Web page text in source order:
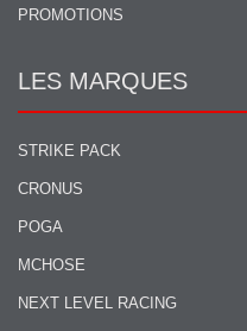
PROMOTIONS
LES MARQUES
STRIKE PACK
CRONUS
POGA
MCHOSE
NEXT LEVEL RACING